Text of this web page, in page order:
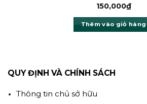
150,000₫
Thêm vào giỏ hàng
QUY ĐỊNH VÀ CHÍNH SÁCH
Thông tin chủ sở hữu